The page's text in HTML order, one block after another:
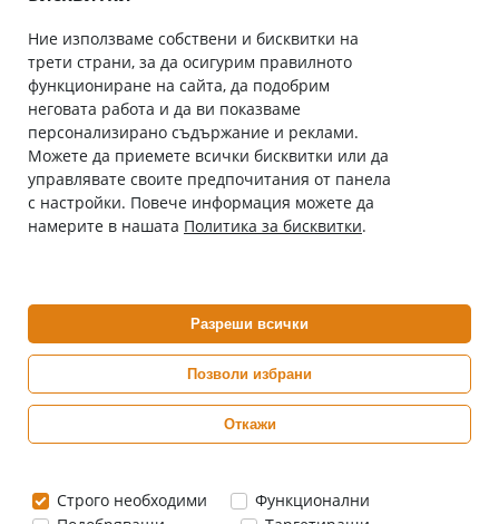
Абонирай се за нашия бюлетин
С абонамента се съгласявам сПолитиката за лични данни.
Онлайн аптека, част от аптеки „Ванчева“
ePharm е лицензирана онлайн аптека от
Изпълнителна Агенция по Лекарствата
0882 444 666
Ние използваме собствени и бисквитки на
трети страни, за да осигурим правилното
функциониране на сайта, да подобрим
неговата работа и да ви показваме
персонализирано съдържание и реклами.
Можете да приемете всички бисквитки или да
управлявате своите предпочитания от панела
с настройки. Повече информация можете да
намерите в нашата Политика за бисквитки.
Разреши всички
Позволи избрани
Откажи
Строго необходими
Функционални